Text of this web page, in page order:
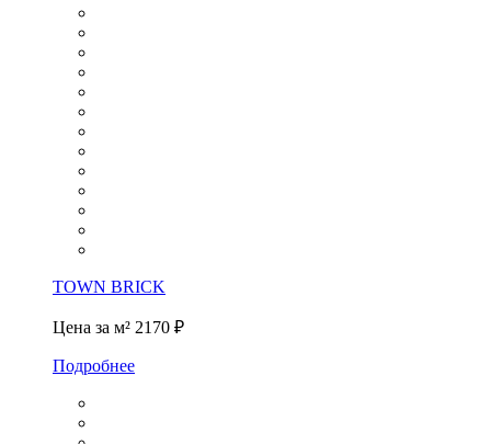
TOWN BRICK
Цена за м² 2170 ₽
Подробнее